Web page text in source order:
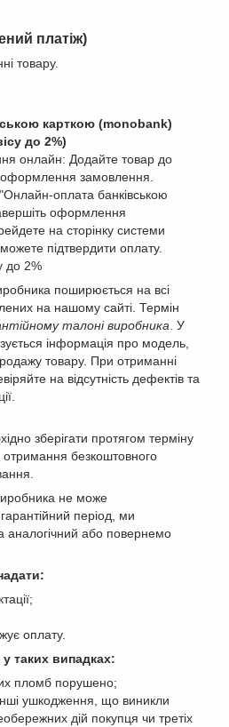
платіж)
товару.
карткою (monobank)
до 2%)
онлайн: Додайте товар до
замовлення.
оплата банківською
оформлення
на сторінку системи
підтвердити оплату.
до 2%
поширюється на всі
на нашому сайті. Термін
талоні виробника . У
інформація про модель,
товару. При отриманні
на відсутність дефектів та
зберігати протягом терміну
отримання безкоштовного
не може
період, ми
аналогічний або повернемо
оплату.
у таких випадках:
пломб порушено;
ушкодження, що виникли
дій покупця чи третіх